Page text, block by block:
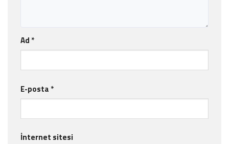
Ad *
E-posta *
İnternet sitesi